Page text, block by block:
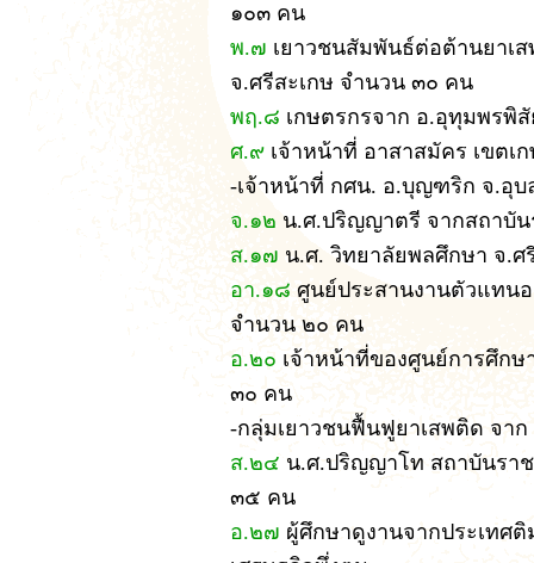
๑๐๓ คน
พ.๗ เยาวชนสัมพันธ์ต่อต้านยาเ
จ.ศรีสะเกษ จำนวน ๓๐ คน
พฤ.๘ เกษตรกรจาก อ.อุทุมพรพิ
ศ.๙ เจ้าหน้าที่ อาสาสมัคร เขต
-เจ้าหน้าที่ กศน. อ.บุญฑริก จ.อุ
จ.๑๒ น.ศ.ปริญญาตรี จากสถาบั
ส.๑๗ น.ศ. วิทยาลัยพลศึกษา จ.
อา.๑๘ ศูนย์ประสานงานตัวแทน
จำนวน ๒๐ คน
อ.๒๐ เจ้าหน้าที่ของศูนย์การศึกษ
๓๐ คน
-กลุ่มเยาวชนฟื้นฟูยาเสพติด จา
ส.๒๔ น.ศ.ปริญญาโท สถาบันรา
๓๕ คน
อ.๒๗ ผู้ศึกษาดูงานจากประเทศ